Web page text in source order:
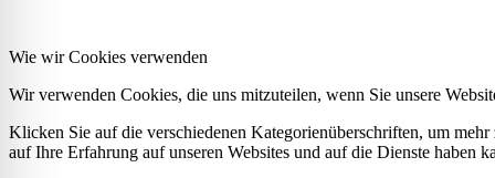
Wie wir Cookies verwenden
Wir verwenden Cookies, die uns mitzuteilen, wenn Sie unsere
Klicken Sie auf die verschiedenen Kategorienüberschriften, um
auf Ihre Erfahrung auf unseren Websites und auf die Dienste haben